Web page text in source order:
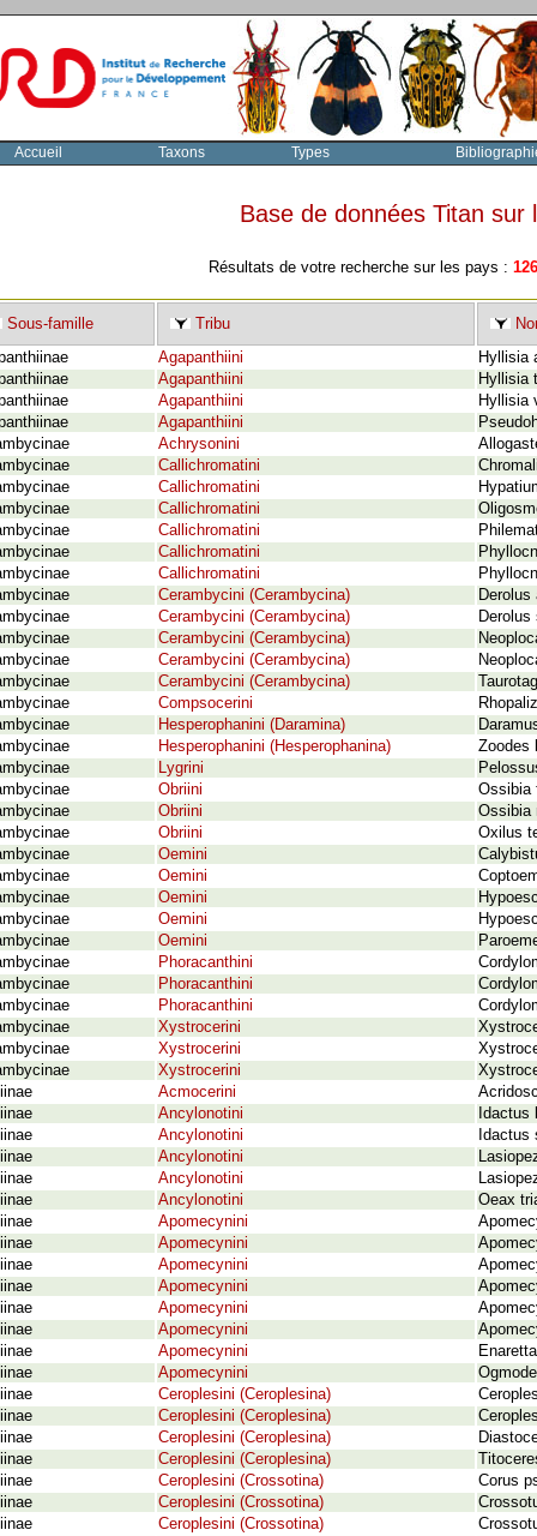
Accueil Taxons Types
Base de données Titan
Résultats de votre recherche sur les pays : 126
Sous-famille Tribu
Agapanthiini
Hyllisia
Agapanthiini
Hyllisia
Agapanthiini
Hyllisia
Agapanthiini
Achrysonini
Callichromatini
Callichromatini
Callichromatini
Callichromatini
Callichromatini
Callichromatini
Cerambycini (Cerambycina)
Derolus
Cerambycini (Cerambycina)
Derolus
Cerambycini (Cerambycina)
Cerambycini (Cerambycina)
Cerambycini (Cerambycina)
Compsocerini
Hesperophanini (Daramina)
Hesperophanini (Hesperophanina)
Zoodes
Lygrini
Obriini
Ossibia
Obriini
Ossibia
Obriini
Oxilus
Oemini
Oemini
Oemini
Oemini
Oemini
Phoracanthini
Phoracanthini
Phoracanthini
Xystrocerini
Xystrocerini
Xystrocerini
Acmocerini
Ancylonotini
Idactus
Ancylonotini
Idactus
Ancylonotini
Ancylonotini
Ancylonotini
Oeax
Apomecynini
Apomecynini
Apomecynini
Apomecynini
Apomecynini
Apomecynini
Apomecynini
Apomecynini
Ceroplesini (Ceroplesina)
Ceroplesini (Ceroplesina)
Ceroplesini (Ceroplesina)
Ceroplesini (Ceroplesina)
Ceroplesini (Crossotina)
Corus
Ceroplesini (Crossotina)
Ceroplesini (Crossotina)